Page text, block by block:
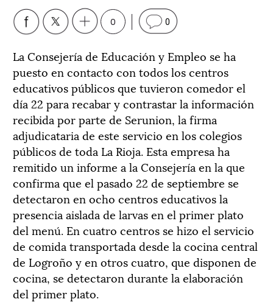
0 0
La Consejería de Educación y Empleo se ha
puesto en contacto con todos los centros
educativos públicos que tuvieron comedor el
día 22 para recabar y contrastar la información
recibida por parte de Serunion, la firma
adjudicataria de este servicio en los colegios
públicos de toda La Rioja. Esta empresa ha
remitido un informe a la Consejería en la que
confirma que el pasado 22 de septiembre se
detectaron en ocho centros educativos la
presencia aislada de larvas en el primer plato
del menú. En cuatro centros se hizo el servicio
de comida transportada desde la cocina central
de Logroño y en otros cuatro, que disponen de
cocina, se detectaron durante la elaboración
del primer plato.